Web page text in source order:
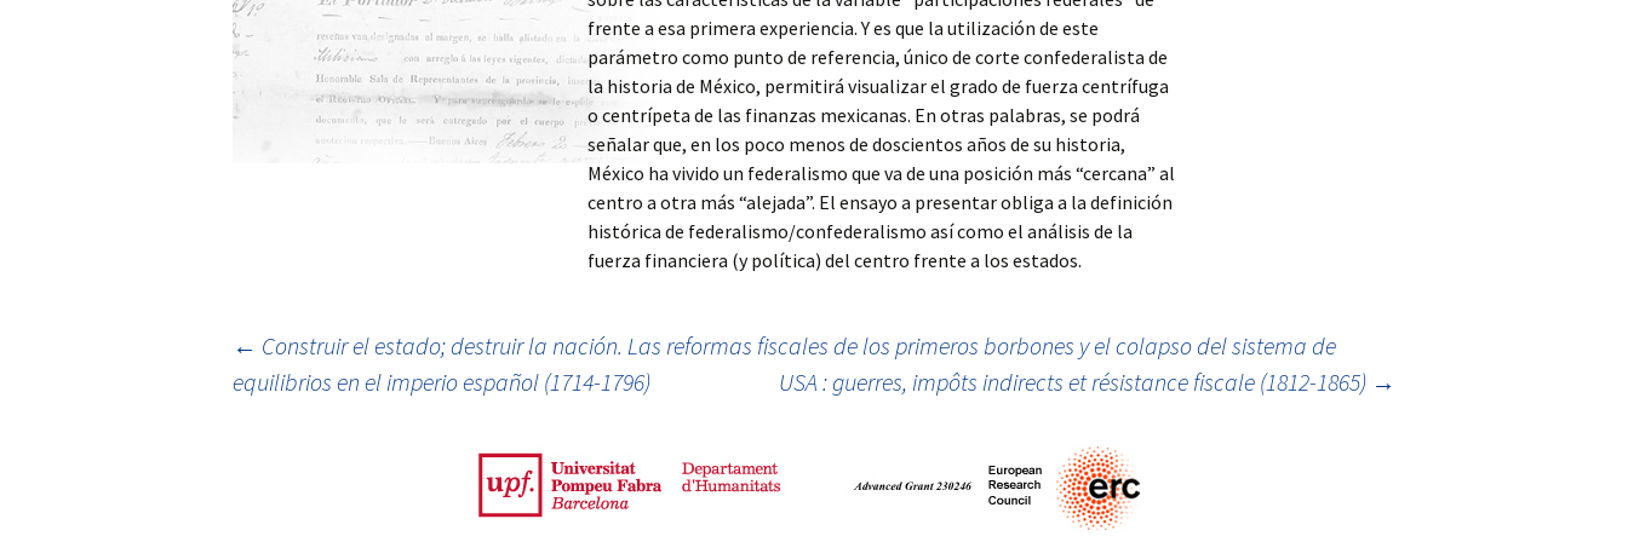
WORKSHOP 2010,
ESTADO Y BUROCRACIA
EN AMÉRICA LATINA,
SIGLO XIX, MONTEVIDEO
Y BUENOS AIRES
SYMPOSIUM 2011 EL
PROYECTO STATE
BUILDING EN SANTIAGO
DE CHILE
SERVIR AL ESTADO,
BARCELONA
CONSTRUCCIÓN DEL
ESTADO. AMÉRICA
LATINA, SIGLO XIX, SAN
L’OBEISSANCE
ECLIPSE OF EMPIRES.
COLONIAL
RESISTENCE,METROPOLITAN
DECLINE, AND IMPERIAL
CRISES IN THE 19TH AND
20TH CENTURIES
CONSTRUCCIÓN DEL
ESTADO Y BUROCRACIAS
TÉCNICAS EN AMÉRICA
LATINA. SIGLOS XIX Y XX
BIEN PÚBLICO EN EL
MUNDO HISPÁNICO
(SIGLOS XVII-XX)
ESTADO
(ARGENTINA, 1855-1873)
LA DISPUTA POR LA
CONSTRUCCIÓN
NACIONAL ARGENTINA.
BUENOS AIRES, LA
CONFEDERACIÓN Y LAS
PROVINCIAS, 1850-1865
FAMILIAS EN LA
TORMENTA. TIERRA,
FAMILIA Y TRANSMISIÓN
DE PATRIMONIO EN EL
UN ESTADO A CRÉDITO.
DEUDAS Y
CONFIGURACIÓN
SIGLO XIX
L’ANTHROPOLOGIE
HISTORIQUE
LA SOCIÉTÉ GUERRIÉRE
frente a esa primera experiencia. Y es que la utilización de este
parámetro como punto de referencia, único de corte confederalista de
la historia de México, permitirá visualizar el grado de fuerza centrífuga
o centrípeta de las finanzas mexicanas. En otras palabras, se podrá
señalar que, en los poco menos de doscientos años de su historia,
México ha vivido un federalismo que va de una posición más “cercana” al
centro a otra más “alejada”. El ensayo a presentar obliga a la definición
histórica de federalismo/confederalismo así como el análisis de la
fuerza financiera (y política) del centro frente a los estados.
Ir a la entrada
← Construir el estado; destruir la nación. Las reformas fiscales de los primeros borbones y el colapso del sistema de
equilibrios en el imperio español (1714-1796)
USA : guerres, impôts indirects et résistance fiscale (1812-1865) →